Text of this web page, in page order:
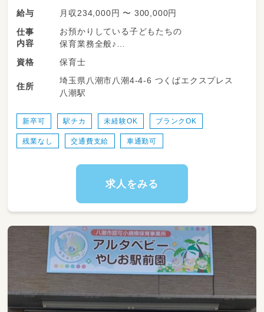
給与
月収234,000円 〜 300,000円
仕事
内容
お預かりしている子どもたちの
保育業務全般♪
食事や着替え、睡眠など
基本的生活習慣のお手伝いをしたり、
集団生活の中で思いやりの心を育んだり、
資格 保育士
住所
埼玉県八潮市八潮4-4-6 つくばエクスプレス
八潮駅
新卒可 駅チカ 未経験OK ブランクOK
残業なし 交通費支給 車通勤可
求人をみる